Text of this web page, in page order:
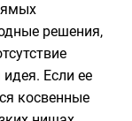
решения,
Если ее
косвенные